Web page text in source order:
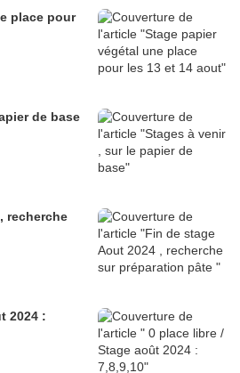
de base
recherche
2024 :